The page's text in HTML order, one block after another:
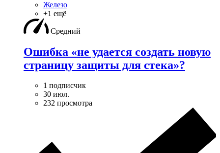
Железо
+1 ещё
Средний
Ошибка «не удается создать новую
страницу защиты для стека»?
1 подписчик
30 июл.
232 просмотра